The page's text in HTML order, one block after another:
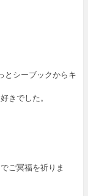
とシーブックからキ
きでした。
ご冥福を祈りま